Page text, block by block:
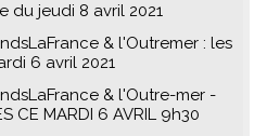
du jeudi 8 avril 2021
& l'Outremer : les
6 avril 2021
& l'Outre-mer -
CE MARDI 6 AVRIL 9h30